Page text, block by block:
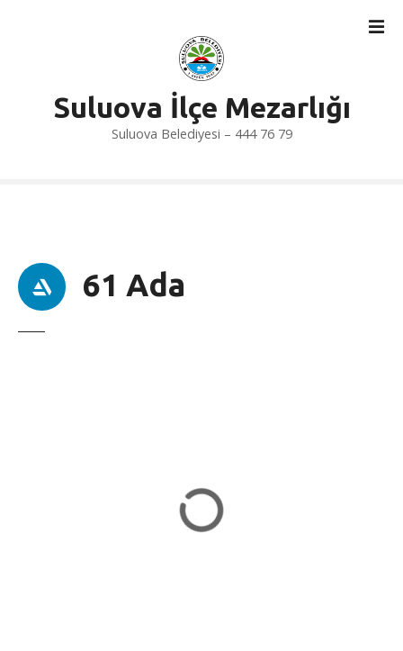
Suluova İlçe Mezarlığı
Suluova Belediyesi – 444 76 79
61 Ada